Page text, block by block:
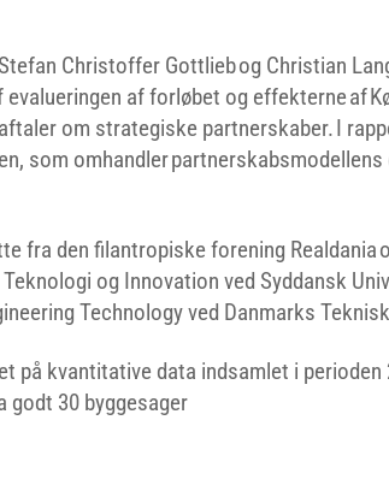
Christoffer Gottlieb og Christian
evalueringen af forløbet og effekterne af
om strategiske partnerskaber. I
som omhandler
fra den filantropiske forening Realdania
og Innovation ved Syddansk
Technology ved Danmarks
på kvantitative data indsamlet i perioden
godt 30 byggesager